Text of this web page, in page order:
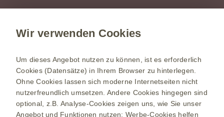
(+43) 1 970 75-0
at.info@gsk.com
Wir verwenden Cookies
Um dieses Angebot nutzen zu können, ist es erforderlich
Cookies (Datensätze) in Ihrem Browser zu hinterlegen.
Ohne Cookies lassen sich moderne Internetseiten nicht
nutzerfreundlich umsetzen. Andere Cookies hingegen sind
optional, z.B. Analyse-Cookies zeigen uns, wie Sie unser
Angebot und Funktionen nutzen; Werbe-Cookies helfen